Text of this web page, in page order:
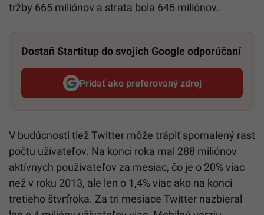
tržby 665 miliónov a strata bola 645 miliónov.
Dostaň Startitup do svojich Google odporúčaní
Pridať ako preferovaný zdroj
Startitup, odkaz sa otvorí v
V budúcnosti tiež Twitter môže trápiť spomalený rast
počtu užívateľov. Na konci roka mal 288 miliónov
aktívnych používateľov za mesiac, čo je o 20% viac
než v roku 2013, ale len o 1,4% viac ako na konci
tretieho štvrťroka. Za tri mesiace Twitter nazbieral